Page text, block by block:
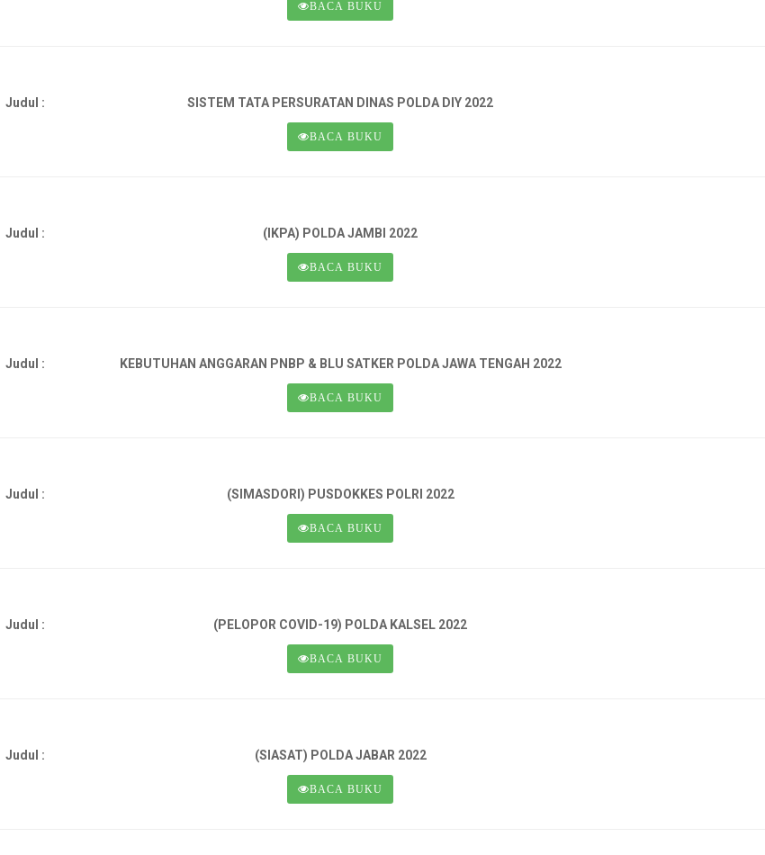
BACA BUKU
Judul : SISTEM TATA PERSURATAN DINAS POLDA DIY 2022
BACA BUKU
Judul : (IKPA) POLDA JAMBI 2022
BACA BUKU
Judul : KEBUTUHAN ANGGARAN PNBP & BLU SATKER POLDA JAWA TENGAH 2022
BACA BUKU
Judul : (SIMASDORI) PUSDOKKES POLRI 2022
BACA BUKU
Judul : (PELOPOR COVID-19) POLDA KALSEL 2022
BACA BUKU
Judul : (SIASAT) POLDA JABAR 2022
BACA BUKU